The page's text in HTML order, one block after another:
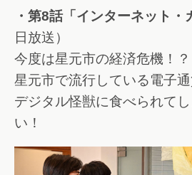
・第8話「インターネット・
日放送）
今度は星元市の経済危機！
星元市で流行している電子
デジタル怪獣に食べられて
い！